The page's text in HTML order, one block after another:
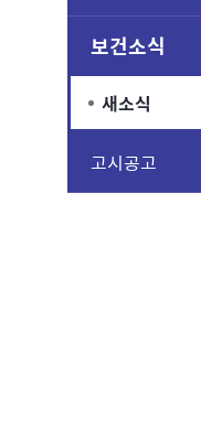
보건소식
새소식
고시공고